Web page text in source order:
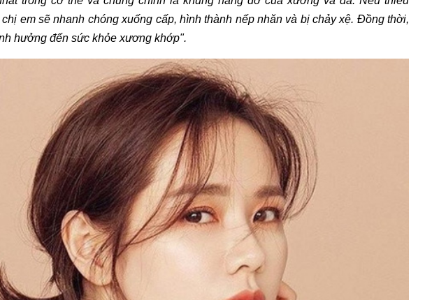
em sẽ nhanh chóng xuống cấp, hình thành nếp nhăn và bị chảy xệ. Đồng thời,
hưởng đến sức khỏe xương khớp".